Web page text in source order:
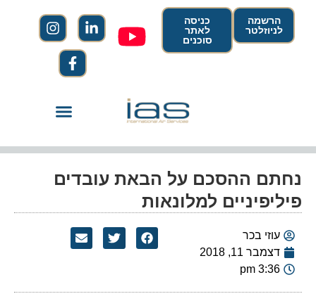
הרשמה
לניוזלטר
כניסה
לאתר
סוכנים
נחתם ההסכם על הבאת עובדים
פיליפיניים למלונאות
עוזי בכר
דצמבר 11, 2018
3:36 pm